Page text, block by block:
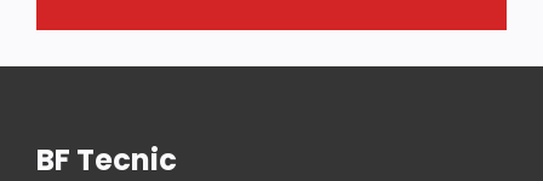
BF Tecnic